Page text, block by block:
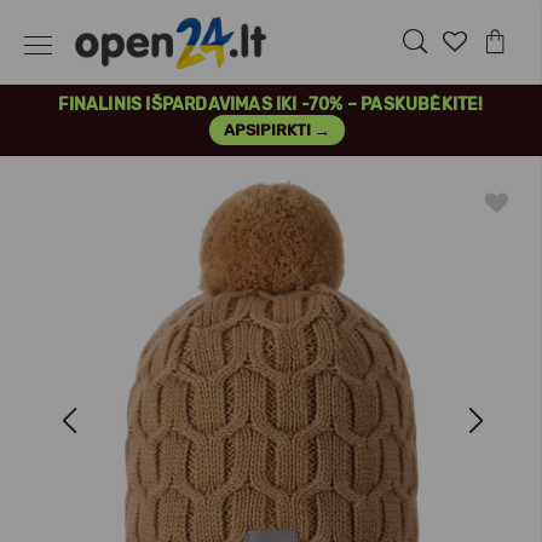
FINALINIS IŠPARDAVIMAS IKI -70% – PASKUBĖKITE!
APSIPIRKTI →
Previous Next